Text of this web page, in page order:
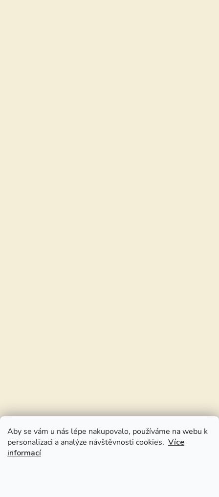
Aby se vám u nás lépe nakupovalo, používáme na webu k
personalizaci a analýze návštěvnosti cookies. Více
informací